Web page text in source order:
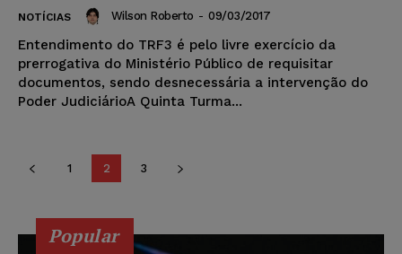
NOTÍCIAS Wilson Roberto - 09/03/2017
Entendimento do TRF3 é pelo livre exercício da
prerrogativa do Ministério Público de requisitar
documentos, sendo desnecessária a intervenção do
Poder JudiciárioA Quinta Turma...
1 2 3
Popular